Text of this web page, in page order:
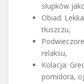
słupków
Obiad:
tłuszczu,
relaksu,
Kolacja:
pomidora,